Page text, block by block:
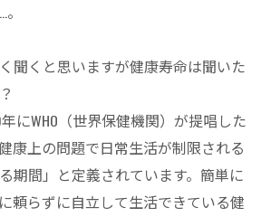
聞くと思いますが健康寿命は聞いた
にWHO（世界保健機関）が提唱した
康上の問題で日常生活が制限される
期間」と定義されています。簡単に
頼らずに自立して生活できている健